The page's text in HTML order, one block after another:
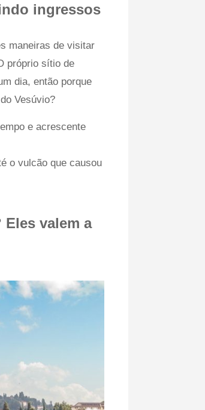
ingressos
maneiras de visitar
próprio sítio de
dia, então porque
Vesúvio?
e acrescente
o vulcão que causou
valem a